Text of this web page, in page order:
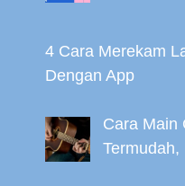
4 Cara Merekam
Dengan App
Cara Main